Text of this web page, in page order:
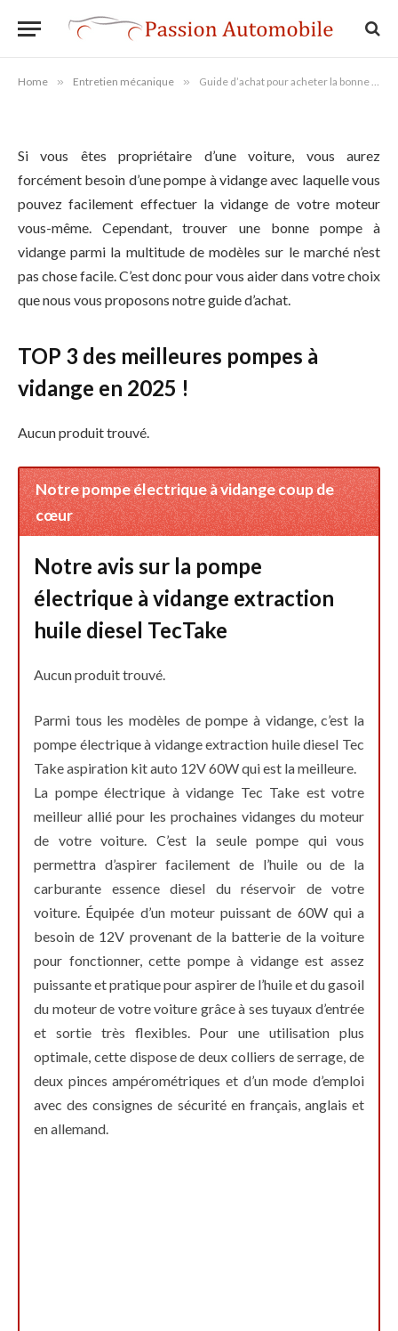
Home » Entretien mécanique » Guide d’achat pour acheter la bonne pompe à vidange
Guide d’achat pour acheter la
Si vous êtes propriétaire d’une voiture, vous aurez
forcément besoin d’une pompe à vidange avec laquelle vous
pouvez facilement effectuer la vidange de votre moteur
vous-même. Cependant, trouver une bonne pompe à
vidange parmi la multitude de modèles sur le marché n’est
pas chose facile. C’est donc pour vous aider dans votre choix
que nous vous proposons notre guide d’achat.
TOP 3 des meilleures pompes à
vidange en 2025 !
Aucun produit trouvé.
Notre pompe électrique à vidange coup de
cœur
Notre avis sur la pompe
électrique à vidange extraction
huile diesel TecTake
Aucun produit trouvé.
Parmi tous les modèles de pompe à vidange, c’est la
pompe électrique à vidange extraction huile diesel Tec
Take aspiration kit auto 12V 60W qui est la meilleure.
La pompe électrique à vidange Tec Take est votre
meilleur allié pour les prochaines vidanges du moteur
de votre voiture. C’est la seule pompe qui vous
permettra d’aspirer facilement de l’huile ou de la
carburante essence diesel du réservoir de votre
voiture. Équipée d’un moteur puissant de 60W qui a
besoin de 12V provenant de la batterie de la voiture
pour fonctionner, cette pompe à vidange est assez
puissante et pratique pour aspirer de l’huile et du gasoil
du moteur de votre voiture grâce à ses tuyaux d’entrée
et sortie très flexibles. Pour une utilisation plus
optimale, cette dispose de deux colliers de serrage, de
deux pinces ampérométriques et d’un mode d’emploi
avec des consignes de sécurité en français, anglais et
en allemand.